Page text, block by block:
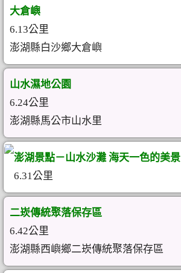
大倉嶼
6.13公里
澎湖縣白沙鄉大倉嶼
山水濕地公園
6.24公里
澎湖縣馬公市山水里
澎湖景點－山水沙灘 海天一色的美景
6.31公里
二崁傳統聚落保存區
6.42公里
澎湖縣西嶼鄉二崁傳統聚落保存區